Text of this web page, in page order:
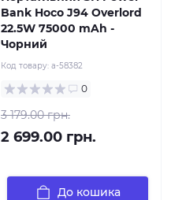
Bank Hoco J94 Overlord
22.5W 75000 mAh -
Чорний
Код товару: a-58382
0
3 179.00 грн.
2 699.00 грн.
До кошика